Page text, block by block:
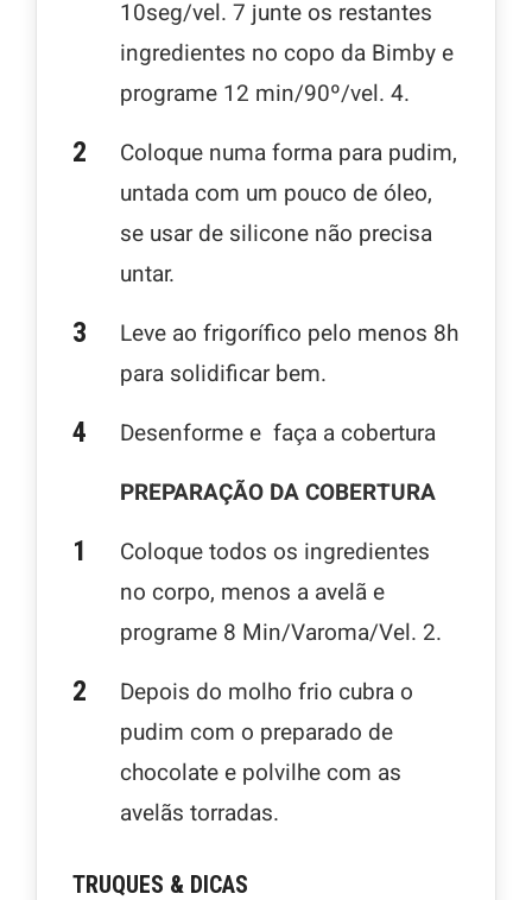
10seg/vel. 7 junte os restantes
ingredientes no copo da Bimby e
programe 12 min/90º/vel. 4.
Coloque numa forma para pudim,
untada com um pouco de óleo,
se usar de silicone não precisa
untar.
Leve ao frigorífico pelo menos 8h
para solidificar bem.
Desenforme e faça a cobertura
PREPARAÇÃO DA COBERTURA
Coloque todos os ingredientes
no corpo, menos a avelã e
programe 8 Min/Varoma/Vel. 2.
Depois do molho frio cubra o
pudim com o preparado de
chocolate e polvilhe com as
avelãs torradas.
TRUQUES & DICAS